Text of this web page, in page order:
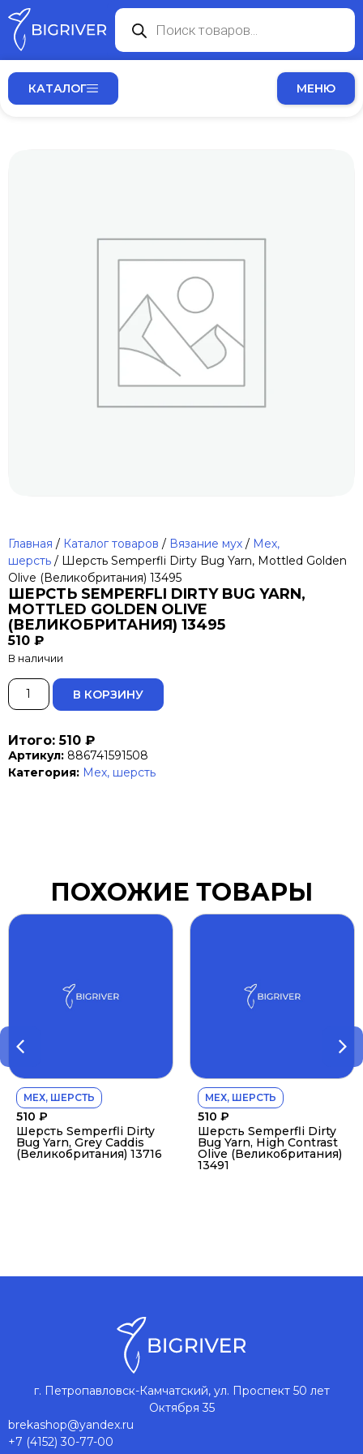
КАТАЛОГ МЕНЮ
Главная / Каталог товаров / Вязание мух / Мех,
шерсть / Шерсть Semperfli Dirty Bug Yarn, Mottled Golden
Olive (Великобритания) 13495
ШЕРСТЬ SEMPERFLI DIRTY BUG YARN,
MOTTLED GOLDEN OLIVE
(ВЕЛИКОБРИТАНИЯ) 13495
510 ₽
В наличии
В КОРЗИНУ ALTERNATIVE:
Итого: 510 ₽
Артикул: 886741591508
Категория: Мех, шерсть
ПОХОЖИЕ ТОВАРЫ
МЕХ, ШЕРСТЬ
510 ₽
Шерсть Semperfli Dirty
Bug Yarn, Grey Caddis
(Великобритания) 13716
МЕХ, ШЕРСТЬ
510 ₽
Шерсть Semperfli Dirty
Bug Yarn, High Contrast
Olive (Великобритания)
13491
г. Петропавловск-Камчатский, ул. Проспект 50 лет
Октября 35
brekashop@yandex.ru
+7 (4152) 30-77-00